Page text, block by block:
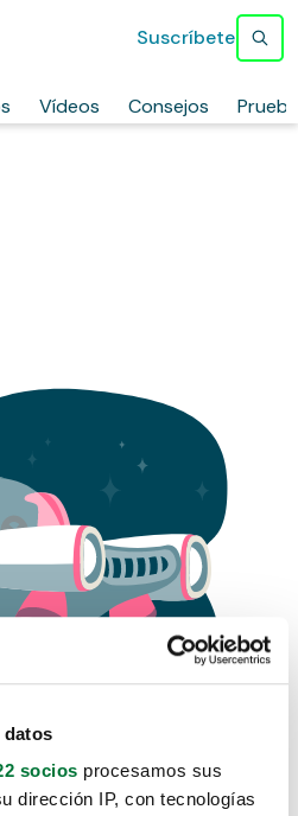
datos
socios procesamos sus
dirección IP, con tecnologías
Vídeos Consejos
Suscríbete